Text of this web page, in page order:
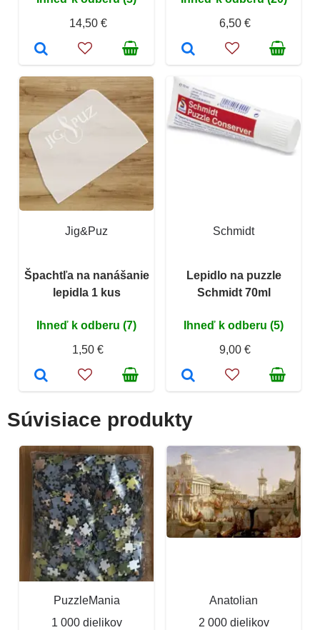
14,50 €
6,50 €
Jig&Puz
Špachtľa na nanášanie
lepidla 1 kus
Ihneď k odberu (7)
1,50 €
Schmidt
Lepidlo na puzzle
Schmidt 70ml
Ihneď k odberu (5)
9,00 €
Súvisiace produkty
PuzzleMania
1 000 dielikov
Anatolian
2 000 dielikov